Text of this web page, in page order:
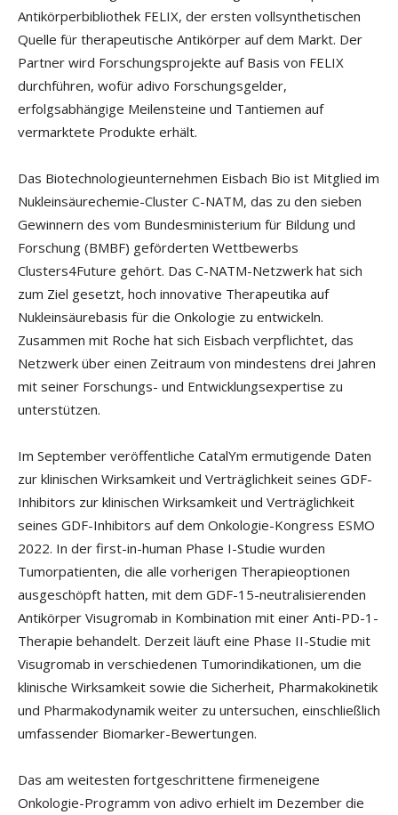
Antikörperbibliothek FELIX, der ersten vollsynthetischen
Quelle für therapeutische Antikörper auf dem Markt. Der
Partner wird Forschungsprojekte auf Basis von FELIX
durchführen, wofür adivo Forschungsgelder,
erfolgsabhängige Meilensteine und Tantiemen auf
vermarktete Produkte erhält.
Das Biotechnologieunternehmen Eisbach Bio ist Mitglied im
Nukleinsäurechemie-Cluster C-NATM, das zu den sieben
Gewinnern des vom Bundesministerium für Bildung und
Forschung (BMBF) geförderten Wettbewerbs
Clusters4Future gehört. Das C-NATM-Netzwerk hat sich
zum Ziel gesetzt, hoch innovative Therapeutika auf
Nukleinsäurebasis für die Onkologie zu entwickeln.
Zusammen mit Roche hat sich Eisbach verpflichtet, das
Netzwerk über einen Zeitraum von mindestens drei Jahren
mit seiner Forschungs- und Entwicklungsexpertise zu
unterstützen.
Im September veröffentliche CatalYm ermutigende Daten
zur klinischen Wirksamkeit und Verträglichkeit seines GDF-
Inhibitors zur klinischen Wirksamkeit und Verträglichkeit
seines GDF-Inhibitors auf dem Onkologie-Kongress ESMO
2022. In der first-in-human Phase I-Studie wurden
Tumorpatienten, die alle vorherigen Therapieoptionen
ausgeschöpft hatten, mit dem GDF-15-neutralisierenden
Antikörper Visugromab in Kombination mit einer Anti-PD-1-
Therapie behandelt. Derzeit läuft eine Phase II-Studie mit
Visugromab in verschiedenen Tumorindikationen, um die
klinische Wirksamkeit sowie die Sicherheit, Pharmakokinetik
und Pharmakodynamik weiter zu untersuchen, einschließlich
umfassender Biomarker-Bewertungen.
Das am weitesten fortgeschrittene firmeneigene
Onkologie-Programm von adivo erhielt im Dezember die